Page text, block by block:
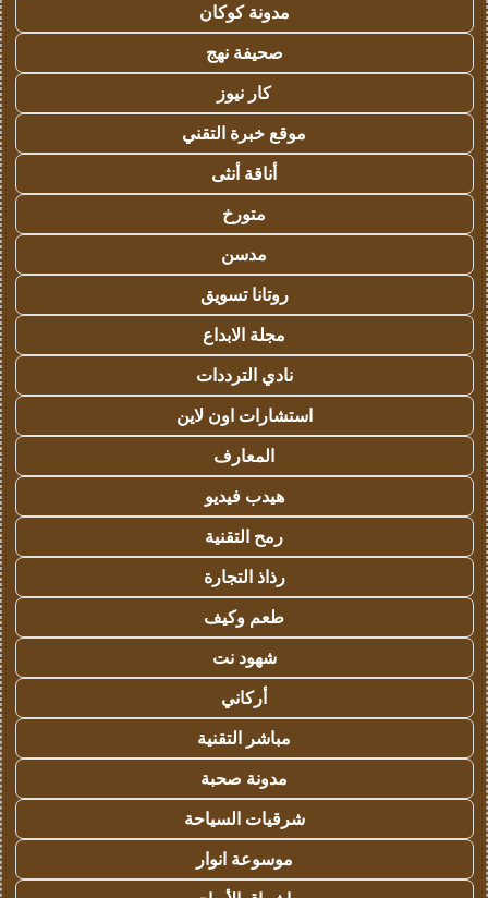
مدونة كوكان
صحيفة نهج
كار نيوز
موقع خبرة التقني
أناقة أنثى
متورخ
مدسن
روتانا تسويق
مجلة الابداع
نادي الترددات
استشارات اون لاين
المعارف
هيدب فيديو
رمح التقنية
رذاذ التجارة
طعم وكيف
شهود نت
أركاني
مباشر التقنية
مدونة صحبة
شرقيات السياحة
موسوعة انوار